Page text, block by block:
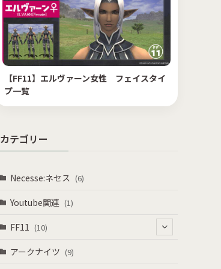
【FF11】エルヴァーン女性 フェイスタイ
プ一覧
カテゴリー
Necesse:ネセス (6)
Youtube関連 (1)
FF11 (10)
(8)
アークナイツ (9)